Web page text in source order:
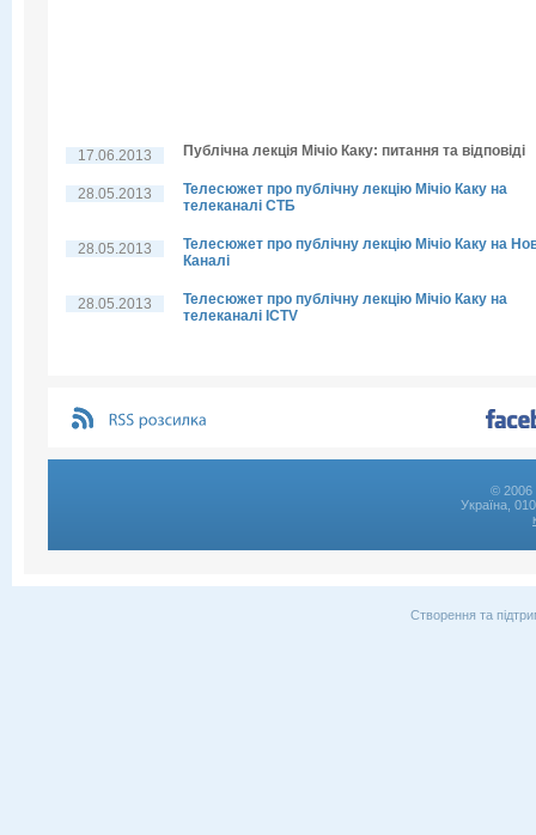
17.06.2013 Публічна лекція Мічіо Каку: питання та відповіді
28.05.2013
Телесюжет про публічну лекцію Мічіо Каку на
телеканалі СТБ
28.05.2013
Телесюжет про публічну лекцію Мічіо Каку на
Каналі
28.05.2013
Телесюжет про публічну лекцію Мічіо Каку на
телеканалі ICTV
© 2006
Україна,
Створення та